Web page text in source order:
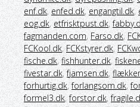
enf.dk, enfed.dk, engangtil.dk,
eog.dk, etfrisktpust.dk,
fagmanden.com, Farso.dk,
FCKool.dk, FCKstyrer.dk,
fische.dk, fishhunter.dk,
fivestar.dk,fjamsen.dk,
forhurtig.dk,forlangsom.dk,
formel3.dk,forstor.dk,